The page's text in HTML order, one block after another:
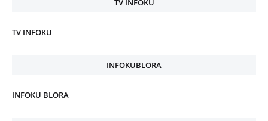
TV INFOKU
TV INFOKU
INFOKUBLORA
INFOKU BLORA